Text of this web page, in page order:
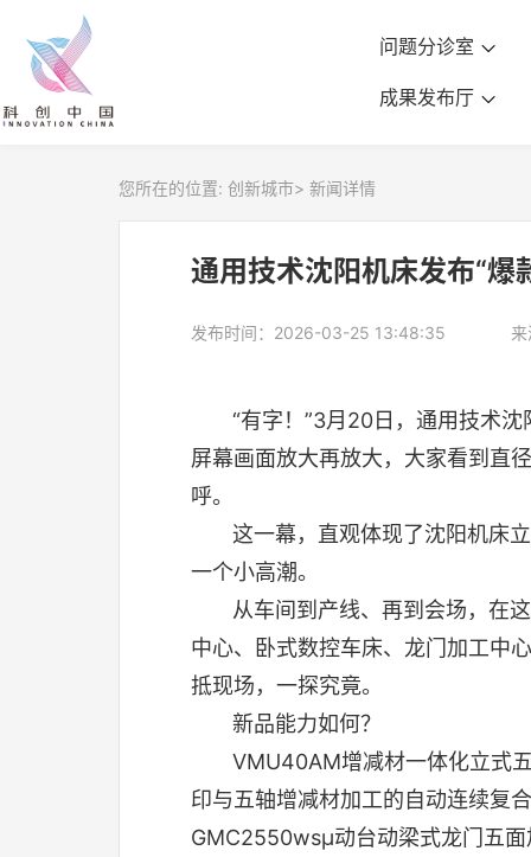
问题分诊室
成果发布厅
您所在的位置: 创新城市> 新闻详情
通用技术沈阳机床发布“
发布时间：2026-03-25 13:48:35
“有字！”3月20日，通用技术沈
屏幕画面放大再放大，大家看到直
呼。
这一幕，直观体现了沈阳机床立
一个小高潮。
从车间到产线、再到会场，在这
中心、卧式数控车床、龙门加工中
抵现场，一探究竟。
新品能力如何？
VMU40AM增减材一体化立式
印与五轴增减材加工的自动连续复
GMC2550wsμ动台动梁式龙门五